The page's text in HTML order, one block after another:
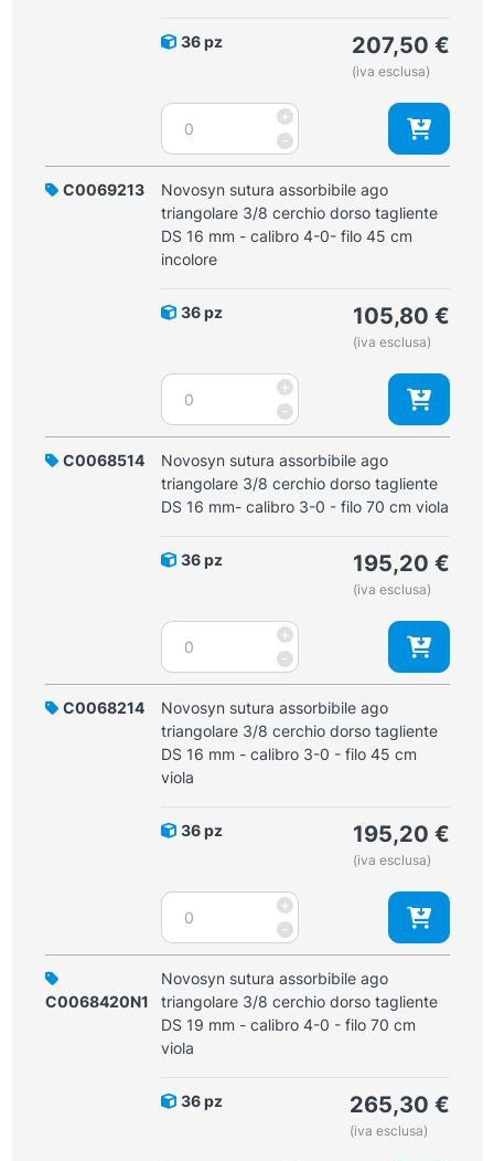
cm
tagliente
mm
-
calibro
4-
0
-
filo
cm
36 pz 207,50 €
(iva esclusa)
-
Novosyn
sutura
assorbibile
ago
triangolare
3/8
cerchio
DS
calibro
4-
0
-
filo
cm
+
C0069213
Novosyn sutura assorbibile ago
triangolare 3/8 cerchio dorso tagliente
DS 16 mm - calibro 4-0- filo 45 cm
incolore
36 pz 105,80 €
(iva esclusa)
-
Novosyn
sutura
assorbibile
ago
triangolare
3/8
tagliente
mm
-
calibro
4-
0-
filo
45
incolore
+
C0068514
Novosyn sutura assorbibile ago
triangolare 3/8 cerchio dorso tagliente
DS 16 mm- calibro 3-0 - filo 70 cm viola
36 pz 195,20 €
(iva esclusa)
-
Novosyn
sutura
assorbibile
ago
triangolare
3/8
cerchio
DS
calibro
3-
0
-
filo
70
cm
quantità
+
C0068214
Novosyn sutura assorbibile ago
triangolare 3/8 cerchio dorso tagliente
DS 16 mm - calibro 3-0 - filo 45 cm
viola
36 pz 195,20 €
(iva esclusa)
-
Novosyn
sutura
assorbibile
ago
triangolare
3/8
cerchio
DS
+
C0068420N1
Novosyn sutura assorbibile ago
triangolare 3/8 cerchio dorso tagliente
DS 19 mm - calibro 4-0 - filo 70 cm
viola
36 pz 265,30 €
(iva esclusa)